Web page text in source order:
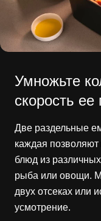
Умножьте
скорость ее
Две раздельные
каждая позволяют
блюд из
рыба или овощи.
двух отсеках или
усмотрение.